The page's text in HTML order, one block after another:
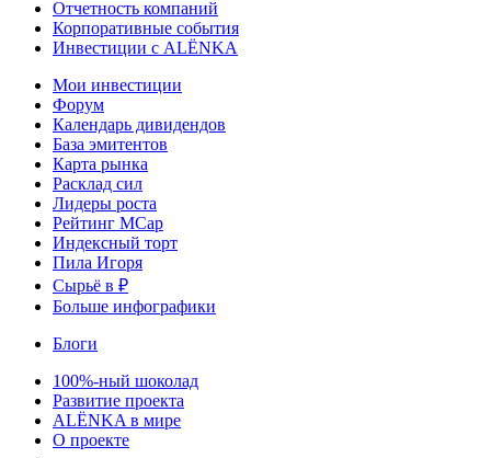
Отчетность компаний
Корпоративные события
Инвестиции с ALЁNKA
Мои инвестиции
Форум
Календарь дивидендов
База эмитентов
Карта рынка
Расклад сил
Лидеры роста
Рейтинг MCap
Индексный торт
Пила Игоря
Сырьё в ₽
Больше инфографики
Блоги
100%-ный шоколад
Развитие проекта
ALЁNKA в мире
О проекте